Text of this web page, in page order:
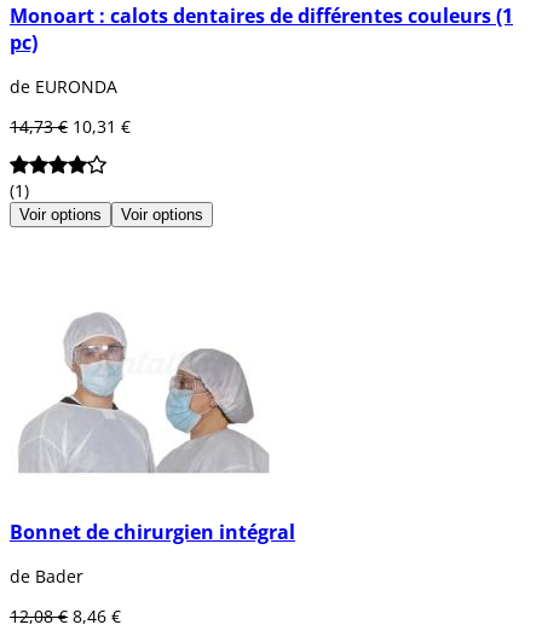
Monoart : calots dentaires de différentes couleurs (1
pc)
de EURONDA
14,73 € 10,31 €
(1)
Voir options Voir options
Bonnet de chirurgien intégral
de Bader
12,08 € 8,46 €